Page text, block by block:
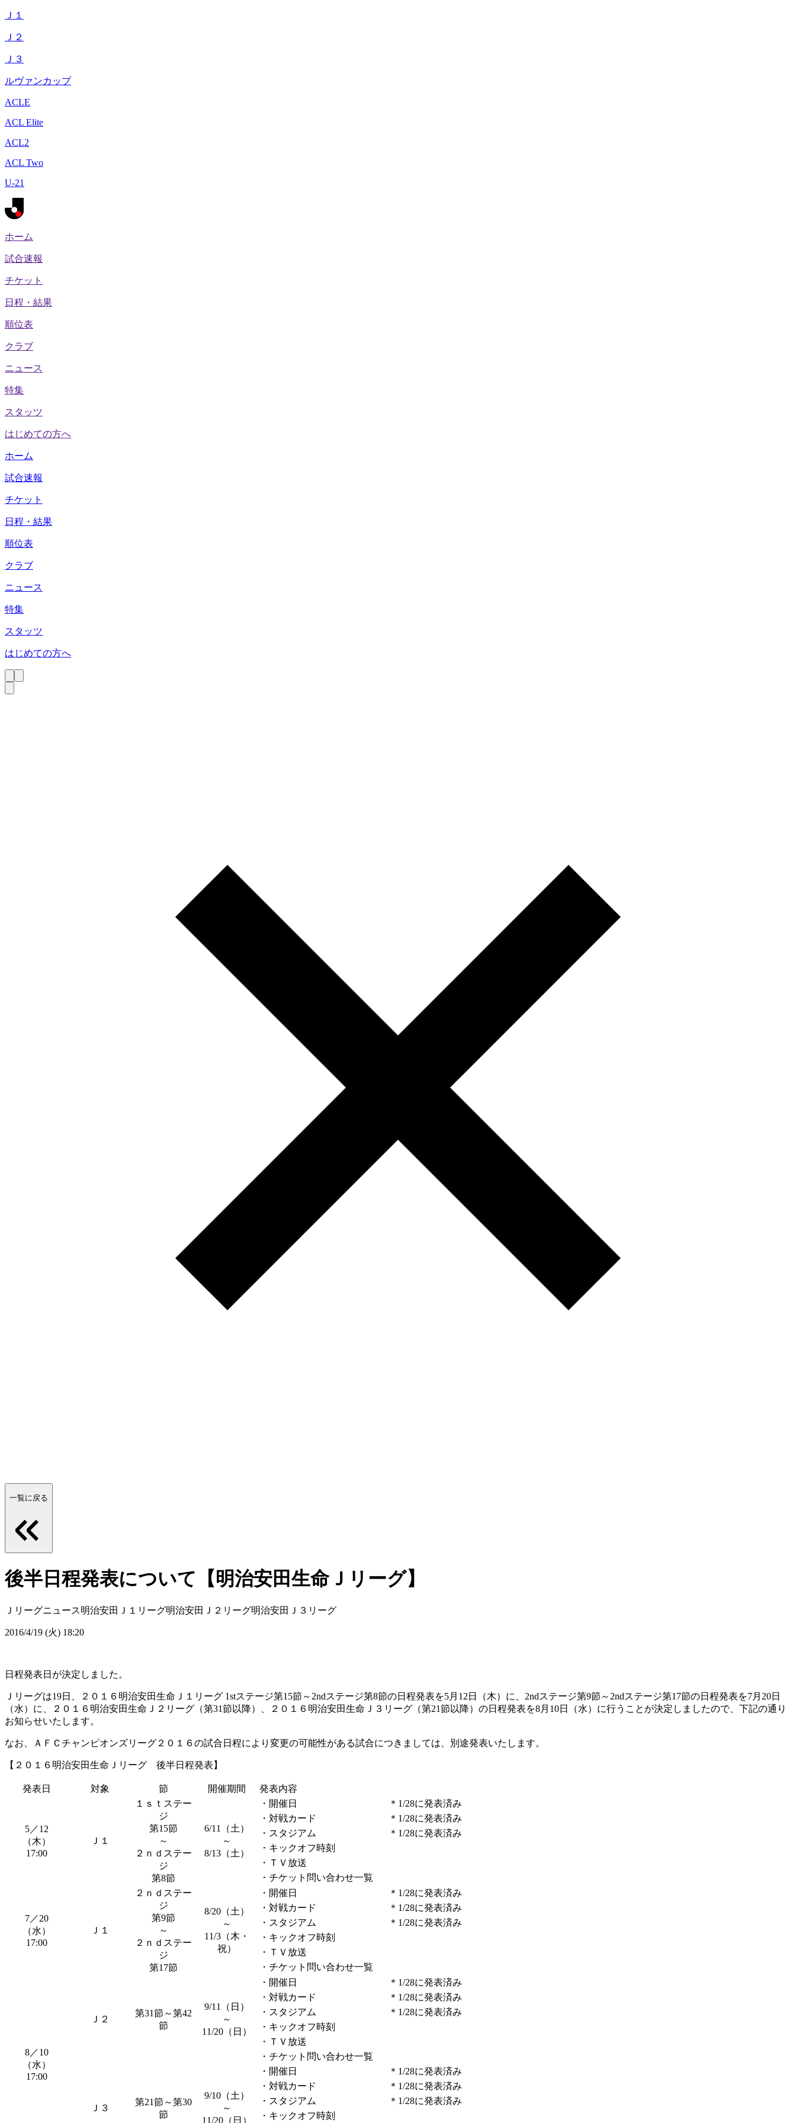
Ｊ１
Ｊ２
Ｊ３
ルヴァンカップ
ACLE
ACL Elite
ACL2
ACL Two
U-21
ホーム
試合速報
チケット
日程・結果
順位表
クラブ
ニュース
特集
スタッツ
はじめての方へ
ホーム
試合速報
チケット
日程・結果
順位表
クラブ
ニュース
特集
スタッツ
はじめての方へ
一覧に戻る
後半日程発表について【明治安田生命Ｊリーグ】
Ｊリーグニュース明治安田Ｊ１リーグ明治安田Ｊ２リーグ明治安田Ｊ３リーグ
2016/4/19 (火) 18:20
日程発表日が決定しました。
Ｊリーグは19日、２０１６明治安田生命Ｊ１リーグ 1stステージ第15節～2ndステージ第8節の日程発表を5月12日（木）に、2ndステージ第9節～2ndステージ第17節の日程発表を7月20日
（水）に、２０１６明治安田生命Ｊ２リーグ（第31節以降）、２０１６明治安田生命Ｊ３リーグ（第21節以降）の日程発表を8月10日（水）に行うことが決定しましたので、下記の通り
お知らせいたします。
なお、ＡＦＣチャンピオンズリーグ２０１６の試合日程により変更の可能性がある試合につきましては、別途発表いたします。
【２０１６明治安田生命Ｊリーグ 後半日程発表】
発表日 対象 節 開催期間 発表内容
5／12
（木）
17:00
Ｊ１
１ｓｔステー
ジ
第15節
～
２ｎｄステー
ジ
第8節
6/11（土）
～
8/13（土）
・開催日
＊1/28に発表済み
・対戦カード
＊1/28に発表済み
・スタジアム
＊1/28に発表済み
・キックオフ時刻
・ＴＶ放送
・チケット問い合わせ一覧
7／20
（水）
17:00
Ｊ１
２ｎｄステー
ジ
第9節
～
２ｎｄステー
ジ
第17節
8/20（土）
～
11/3（木・
祝）
・開催日
＊1/28に発表済み
・対戦カード
＊1/28に発表済み
・スタジアム
＊1/28に発表済み
・キックオフ時刻
・ＴＶ放送
・チケット問い合わせ一覧
8／10
（水）
17:00
Ｊ２
第31節～第42
節
9/11（日）
～
11/20（日）
・開催日
＊1/28に発表済み
・対戦カード
＊1/28に発表済み
・スタジアム
＊1/28に発表済み
・キックオフ時刻
・ＴＶ放送
・チケット問い合わせ一覧
Ｊ３
第21節～第30
節
9/10（土）
～
11/20（日）
・開催日
＊1/28に発表済み
・対戦カード
＊1/28に発表済み
・スタジアム
＊1/28に発表済み
・キックオフ時刻